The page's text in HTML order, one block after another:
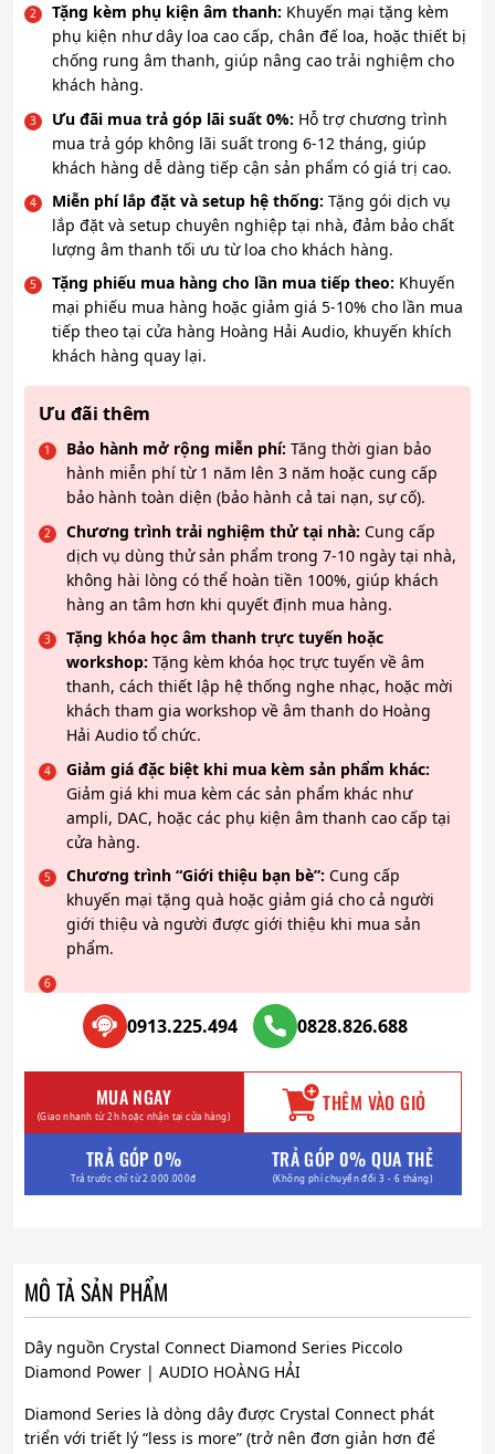
Tặng kèm phụ kiện âm thanh: Khuyến mại tặng kèm
phụ kiện như dây loa cao cấp, chân đế loa, hoặc thiết bị
chống rung âm thanh, giúp nâng cao trải nghiệm cho
khách hàng.
Ưu đãi mua trả góp lãi suất 0%: Hỗ trợ chương trình
mua trả góp không lãi suất trong 6-12 tháng, giúp
khách hàng dễ dàng tiếp cận sản phẩm có giá trị cao.
Miễn phí lắp đặt và setup hệ thống: Tặng gói dịch vụ
lắp đặt và setup chuyên nghiệp tại nhà, đảm bảo chất
lượng âm thanh tối ưu từ loa cho khách hàng.
Tặng phiếu mua hàng cho lần mua tiếp theo: Khuyến
mại phiếu mua hàng hoặc giảm giá 5-10% cho lần mua
tiếp theo tại cửa hàng Hoàng Hải Audio, khuyến khích
khách hàng quay lại.
Ưu đãi thêm
Bảo hành mở rộng miễn phí: Tăng thời gian bảo
hành miễn phí từ 1 năm lên 3 năm hoặc cung cấp
bảo hành toàn diện (bảo hành cả tai nạn, sự cố).
Chương trình trải nghiệm thử tại nhà: Cung cấp
dịch vụ dùng thử sản phẩm trong 7-10 ngày tại nhà,
không hài lòng có thể hoàn tiền 100%, giúp khách
hàng an tâm hơn khi quyết định mua hàng.
Tặng khóa học âm thanh trực tuyến hoặc
workshop: Tặng kèm khóa học trực tuyến về âm
thanh, cách thiết lập hệ thống nghe nhạc, hoặc mời
khách tham gia workshop về âm thanh do Hoàng
Hải Audio tổ chức.
Giảm giá đặc biệt khi mua kèm sản phẩm khác:
Giảm giá khi mua kèm các sản phẩm khác như
ampli, DAC, hoặc các phụ kiện âm thanh cao cấp tại
cửa hàng.
Chương trình “Giới thiệu bạn bè”: Cung cấp
khuyến mại tặng quà hoặc giảm giá cho cả người
giới thiệu và người được giới thiệu khi mua sản
phẩm.
0913.225.494 0828.826.688
MUA NGAY
(Giao nhanh từ 2h hoặc nhận tại cửa hàng) THÊM VÀO GIỎ
TRẢ GÓP 0%
Trả trước chỉ từ 2.000.000đ
TRẢ GÓP 0% QUA THẺ
(Không phí chuyển đổi 3 - 6 tháng)
MÔ TẢ SẢN PHẨM
Dây nguồn Crystal Connect Diamond Series Piccolo
Diamond Power | AUDIO HOÀNG HẢI
Diamond Series là dòng dây được Crystal Connect phát
triển với triết lý “less is more” (trở nên đơn giản hơn để